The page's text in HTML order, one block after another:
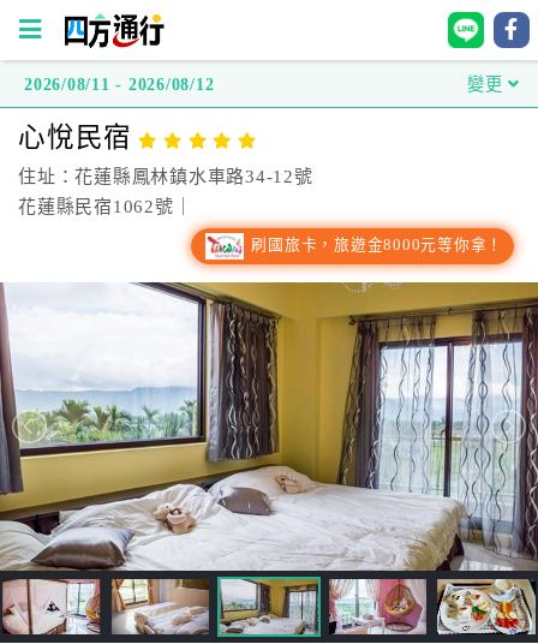
方
通
行
房
直
接
跟
飯
店
2026/08/11 - 2026/08/12 變更
心悅民宿
住址：花蓮縣鳳林鎮水車路34-12號
花蓮縣民宿1062號｜
刷國旅卡，旅遊金8000元等你拿！